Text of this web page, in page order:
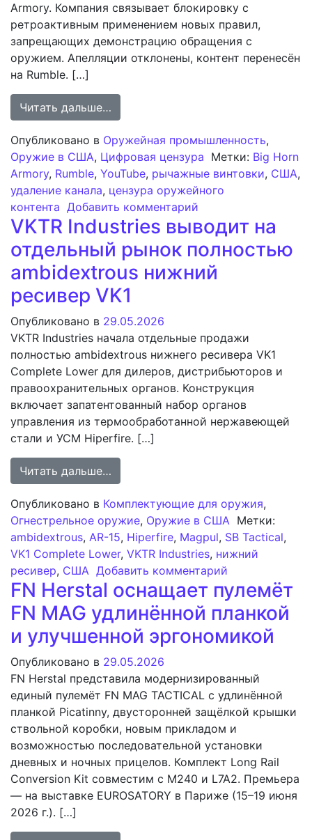
Armory. Компания связывает блокировку с
ретроактивным применением новых правил,
запрещающих демонстрацию обращения с
оружием. Апелляции отклонены, контент перенесён
на Rumble. […]
Читать дальше…
Опубликовано в Оружейная промышленность,
Оружие в США, Цифровая цензура Метки: Big Horn
Armory, Rumble, YouTube, рычажные винтовки, США,
удаление канала, цензура оружейного
контента Добавить комментарий
VKTR Industries выводит на
отдельный рынок полностью
ambidextrous нижний
ресивер VK1
Опубликовано в 29.05.2026
VKTR Industries начала отдельные продажи
полностью ambidextrous нижнего ресивера VK1
Complete Lower для дилеров, дистрибьюторов и
правоохранительных органов. Конструкция
включает запатентованный набор органов
управления из термообработанной нержавеющей
стали и УСМ Hiperfire. […]
Читать дальше…
Опубликовано в Комплектующие для оружия,
Огнестрельное оружие, Оружие в США Метки:
ambidextrous, AR-15, Hiperfire, Magpul, SB Tactical,
VK1 Complete Lower, VKTR Industries, нижний
ресивер, США Добавить комментарий
FN Herstal оснащает пулемёт
FN MAG удлинённой планкой
и улучшенной эргономикой
Опубликовано в 29.05.2026
FN Herstal представила модернизированный
единый пулемёт FN MAG TACTICAL с удлинённой
планкой Picatinny, двусторонней защёлкой крышки
ствольной коробки, новым прикладом и
возможностью последовательной установки
дневных и ночных прицелов. Комплект Long Rail
Conversion Kit совместим с M240 и L7A2. Премьера
— на выставке EUROSATORY в Париже (15–19 июня
2026 г.). […]